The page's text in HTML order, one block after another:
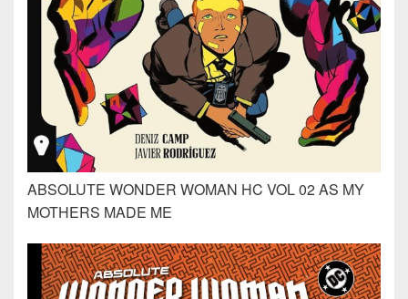
ABSOLUTE WONDER WOMAN HC VOL 02 AS MY
MOTHERS MADE ME